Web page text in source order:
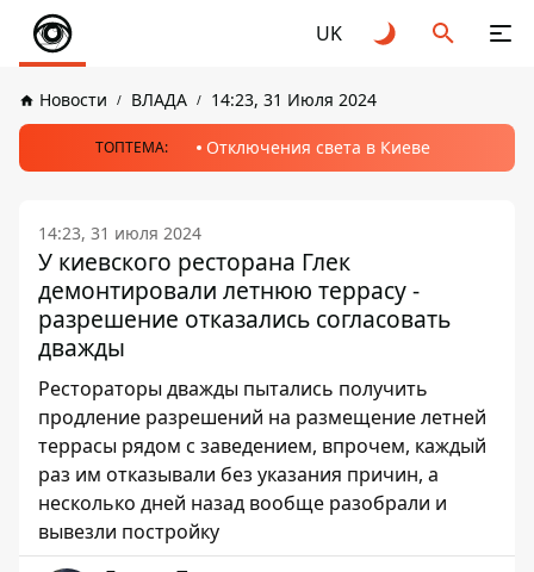
UK
Новости ВЛАДА 14:23, 31 Июля 2024
ТОПТЕМА: Отключения света в Киеве
14:23, 31 июля 2024
У киевского ресторана Глек
демонтировали летнюю террасу -
разрешение отказались согласовать
дважды
Рестораторы дважды пытались получить
продление разрешений на размещение летней
террасы рядом с заведением, впрочем, каждый
раз им отказывали без указания причин, а
несколько дней назад вообще разобрали и
вывезли постройку